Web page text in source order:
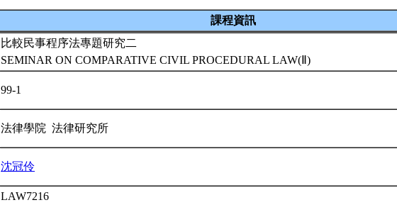
課程資訊
比較民事程序法專題研究二
SEMINAR ON COMPARATIVE CIVIL PROCEDURAL LAW(Ⅱ)
99-1
法律學院 法律研究所
沈冠伶
LAW7216